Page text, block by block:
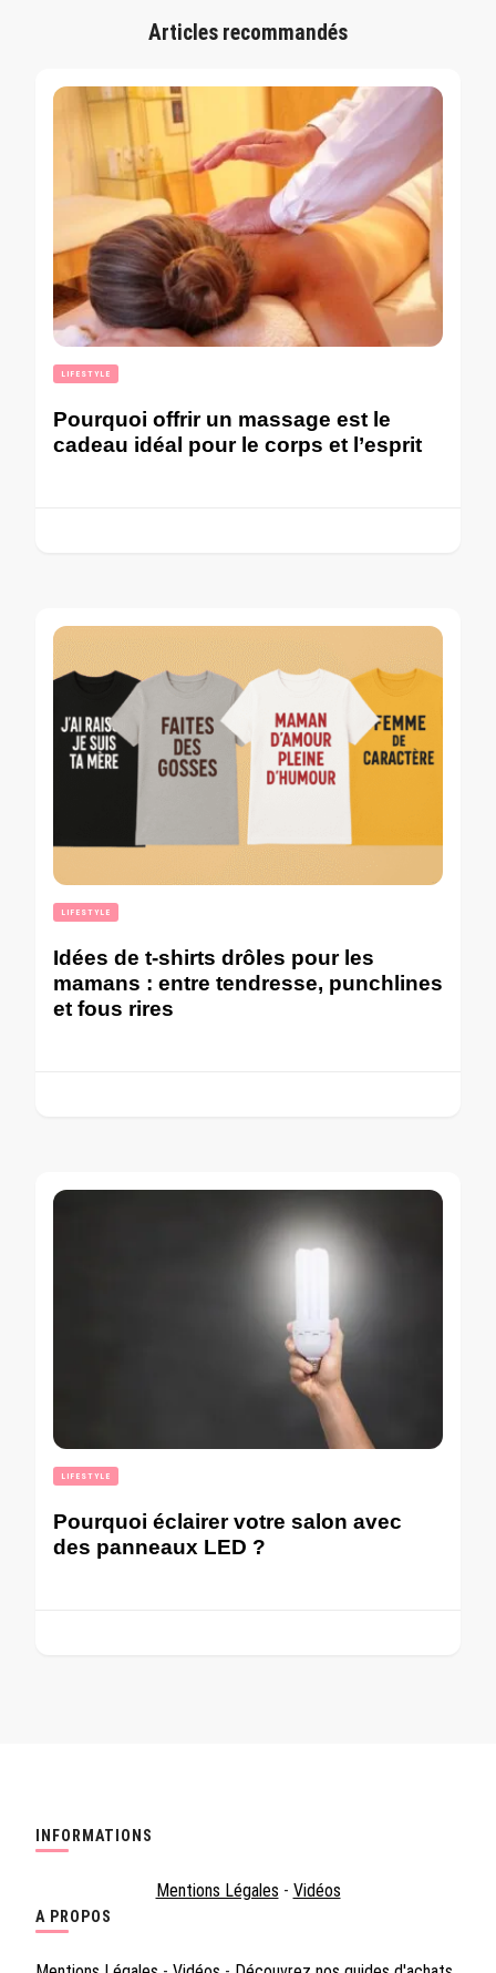
Articles recommandés
LIFESTYLE
Pourquoi offrir un massage est le
cadeau idéal pour le corps et l’esprit
LIFESTYLE
Idées de t-shirts drôles pour les
mamans : entre tendresse, punchlines
et fous rires
LIFESTYLE
Pourquoi éclairer votre salon avec
des panneaux LED ?
INFORMATIONS
Mentions Légales - Vidéos
A PROPOS